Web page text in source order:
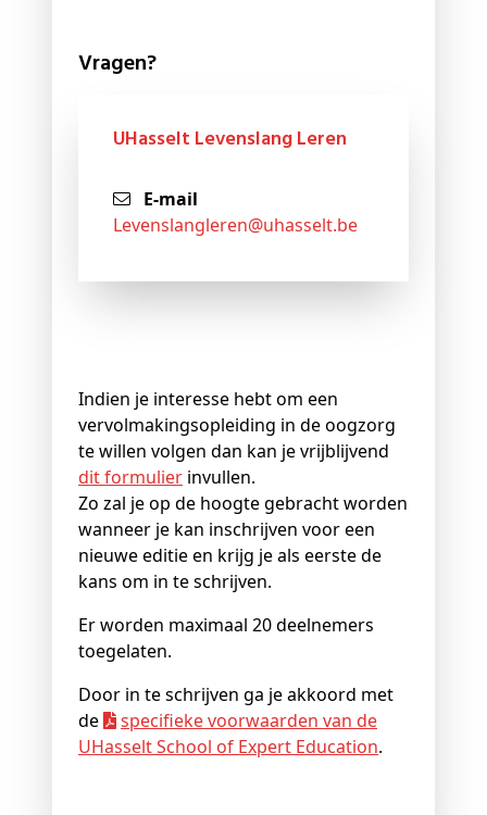
Vragen?
UHasselt Levenslang Leren
E-mail
levenslangleren@uhasselt.be
Indien je interesse hebt om een
vervolmakingsopleiding in de oogzorg
te willen volgen dan kan je vrijblijvend
dit formulier invullen.
Zo zal je op de hoogte gebracht worden
wanneer je kan inschrijven voor een
nieuwe editie en krijg je als eerste de
kans om in te schrijven.
Er worden maximaal 20 deelnemers
toegelaten.
Door in te schrijven ga je akkoord met
de
specifieke voorwaarden van de
UHasselt School of Expert Education.